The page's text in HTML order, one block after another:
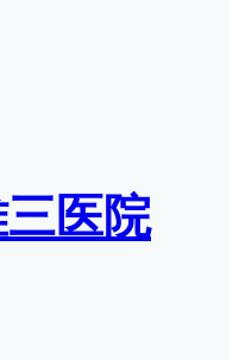
医院